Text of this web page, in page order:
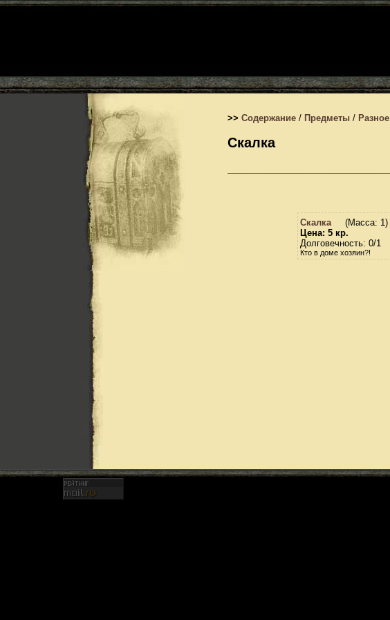
>> Содержание / Предметы / Разное
Скалка
Скалка
(Масса: 1)
Цена: 5 кр.
Долговечность: 0/1
Кто в доме хозяин?!